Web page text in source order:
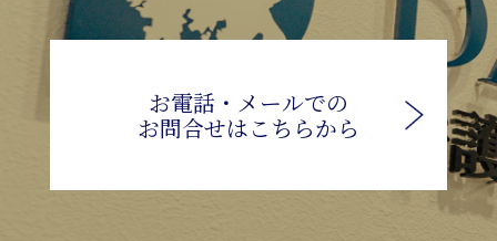
お電話・メールでの
お問合せはこちらから